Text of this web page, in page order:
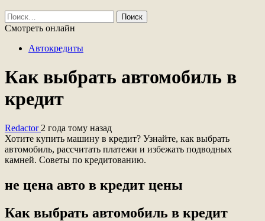
Найти:
Смотреть онлайн
Автокредиты
Как выбрать автомобиль в
кредит
Redactor 2 года тому назад
Хотите купить машину в кредит? Узнайте, как выбрать
автомобиль, рассчитать платежи и избежать подводных
камней. Советы по кредитованию.
не цена авто в кредит цены
Как выбрать автомобиль в кредит